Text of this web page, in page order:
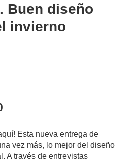
Buen diseño
invierno
Esta nueva entrega de
vez más, lo mejor del diseño
A través de entrevistas